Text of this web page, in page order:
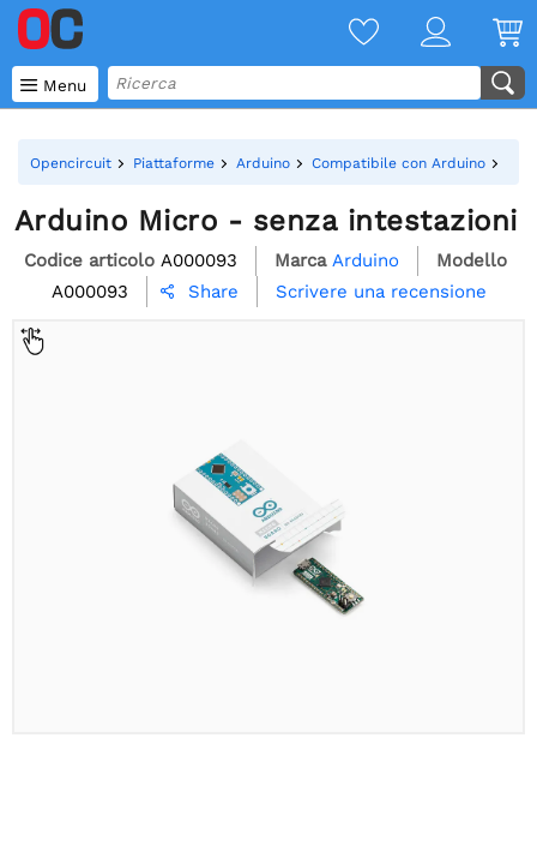
 Menu
Opencircuit Piattaforme Arduino Compatibile con Arduino
Arduino Micro - senza intestazioni
Codice articolo A000093 Marca Arduino
Modello
A000093
 Share Scrivere una recensione